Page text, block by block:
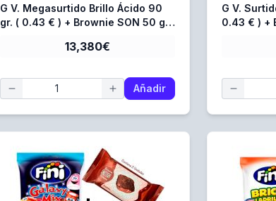
G V. Megasurtido Brillo Ácido 90
gr. ( 0.43 € ) + Brownie SON 50 gr.
13,380€
Añadir
G V.
0.43 € ) +